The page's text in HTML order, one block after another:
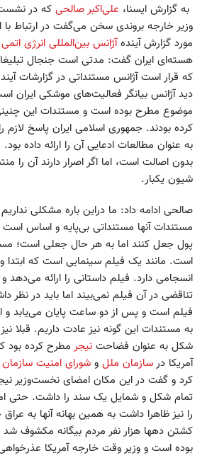
به گزارش ایسنا، علی‌اکبر صالحی که در
وزیر خارجه بروندی سخن می‌گفت در ارتباط با
مورد گزارش آیندهآژانس بین‌المللی انرژی اتمی
هسته‌ای ایران گفت: ‌مدتی است جنجال
که قرار است آژانس مستنداتی در گزارشات
دید آژانس بیانگر فعالیت‌های موشکی ایران
موضوع مطرح بوده است و مستندات این
به عنوان مطالعات ادعایی آن را ارائه داده
بدون اصالت است، اما اگر اصرار دارند آن را
شیون یکبار.
صالحی ادامه داد: ما دراین باره مشکلی نداریم
مستندات آنها مستنداتی بی‌پایه و اساس است
پول جعل کنند اما به هر حال جعلی است؛
است. مانند یک فیلم سینمایی است که ابتدا
انسجامی دارد. فیلم داستانی را ارائه
تناقضی در آن فیلم نمی‌بیند اما باید در
فیلم است و پس از دو ساعت پایان می‌یابد و
به مستندات این گونه نیز عادت داریم. قبلا
شکل به عنوان فضاحت نیجر مطرح کرده بود
آمریکا درسازمان ملل و شورای امنیت
کرد و گفت در این مکان امضای نخست‌وزیر
تمام شکل و شمایل یک سند را داشت. حتی
را نیز ظاهرا داشت به همین بهانه آنها به
کشتن دهها هزار نفر مردم بیگانه مکشوف
بوده است و وزیر وقت خارجه آمریکا